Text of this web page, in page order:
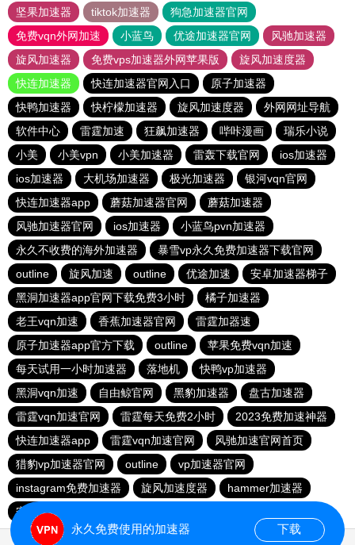
坚果加速器
tiktok加速器
狗急加速器官网
免费vqn外网加速
小蓝鸟 优途加速器官网
风驰加速器
旋风加速器
免费vps加速器外网苹果版
旋风加速度器
快连加速器
快连加速器官网入口
原子加速器
快鸭加速器
快柠檬加速器 旋风加速度器
外网网址导航
软件中心
雷霆加速 狂飙加速器 哔咔漫画
瑞乐小说
小美
小美vpn 小美加速器 雷轰下载官网
ios加速器
ios加速器
大机场加速器 极光加速器
银河vqn官网
快连加速器app
蘑菇加速器官网
蘑菇加速器
风驰加速器官网
ios加速器
小蓝鸟pvn加速器
永久不收费的海外加速器
暴雪vp永久免费加速器下载官网
outline
旋风加速 outline 优途加速
安卓加速器梯子
黑洞加速器app官网下载免费3小时
橘子加速器
老王vqn加速
香蕉加速器官网
雷霆加器速
原子加速器app官方下载
outline
苹果免费vqn加速
每天试用一小时加速器
落地机
快鸭vp加速器
黑洞vqn加速
自由鲸官网 黑豹加速器
盘古加速器
雷霆vqn加速官网
雷霆每天免费2小时
2023免费加速神器
快连加速器app
雷霆vqn加速官网
风驰加速官网首页
猎豹vp加速器官网
outline
vp加速器官网
instagram免费加速器
旋风加速度器
hammer加速器
安易加速器永久免费版
永久免费使用的加速器 下载